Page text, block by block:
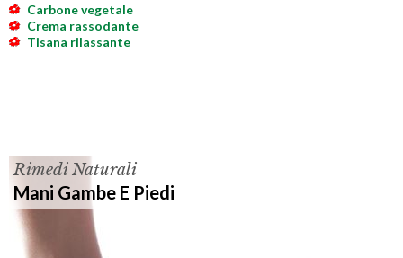
Carbone vegetale
Crema rassodante
Tisana rilassante
Rimedi Naturali
Mani Gambe E Piedi